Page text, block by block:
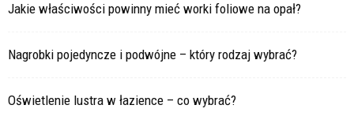
Jakie właściwości powinny mieć worki foliowe na opał?
Nagrobki pojedyncze i podwójne – który rodzaj wybrać?
Oświetlenie lustra w łazience – co wybrać?